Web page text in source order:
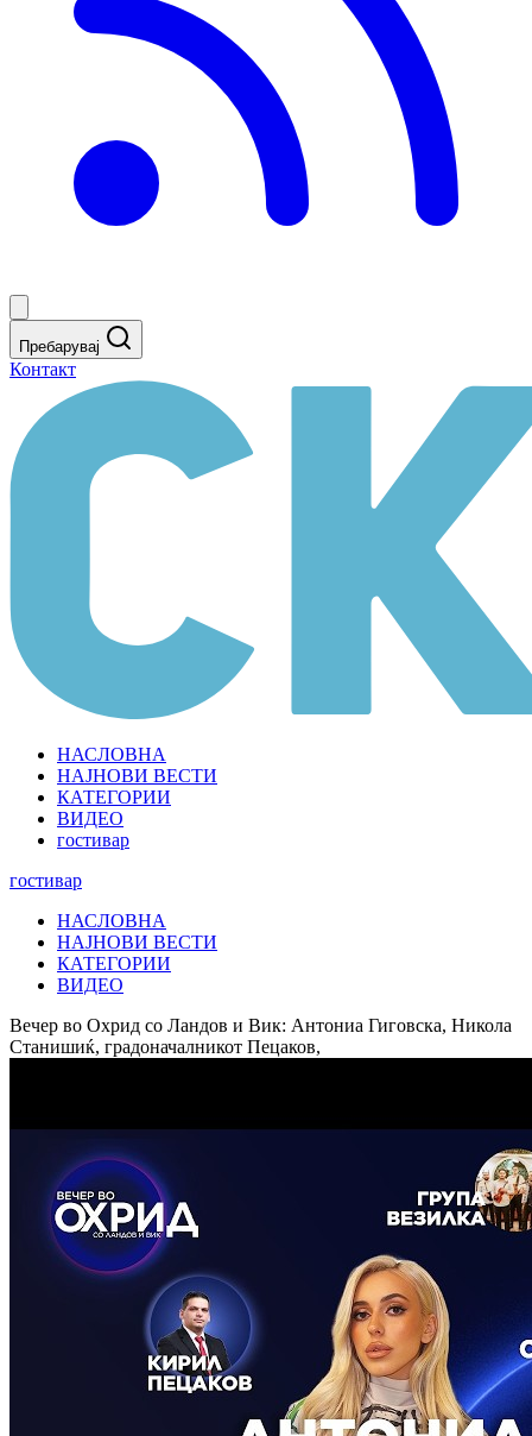
Пребарувај
Контакт
НАСЛОВНА
НАЈНОВИ ВЕСТИ
КАТЕГОРИИ
ВИДЕО
гостивар
гостивар
НАСЛОВНА
НАЈНОВИ ВЕСТИ
КАТЕГОРИИ
ВИДЕО
Вечер во Охрид со Ландов и Вик: Антониа Гиговска, Никола
Станишиќ, градоначалникот Пецаков,